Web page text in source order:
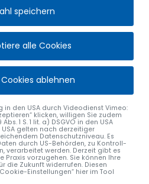
speichern
alle Cookies
ablehnen
den USA durch Videodienst Vimeo:
klicken, willigen Sie zudem
1 S. 1 lit. a) DSGVO in den USA
gelten nach derzeitiger
Datenschutzniveau. Es
durch US-Behörden, zu Kontroll-
verarbeitet werden. Derzeit gibt es
Praxis vorzugehen. Sie können Ihre
die Zukunft widerrufen. Diesen
Einstellungen“ hier im Tool